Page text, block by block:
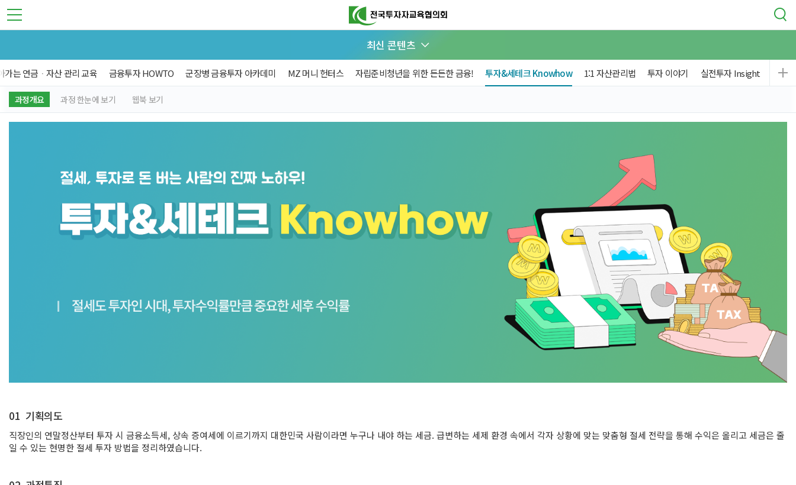
최신 콘텐츠
가는 연금ᆞ자산 관리 교육 금융투자 HOWTO 군장병 금융투자 아카데미 MZ 머니 헌터스 자립준비청년을 위한 든든한 금융! 투자&세테크 Knowhow 1:1 자산관리법 투자 이야기 실전투자 Insight
과정개요 과정 한눈에 보기 웹북 보기
01 기획의도
직장인의 연말정산부터 투자 시 금융소득세, 상속 증여세에 이르기까지 대한민국 사람이라면 누구나 내야 하는 세금. 급변하는 세제 환경 속에서 각자 상황에 맞는 맞춤형 절세 전략을 통해 수익은 올리고 세금은 줄
일 수 있는 현명한 절세 투자 방법을 정리하였습니다.